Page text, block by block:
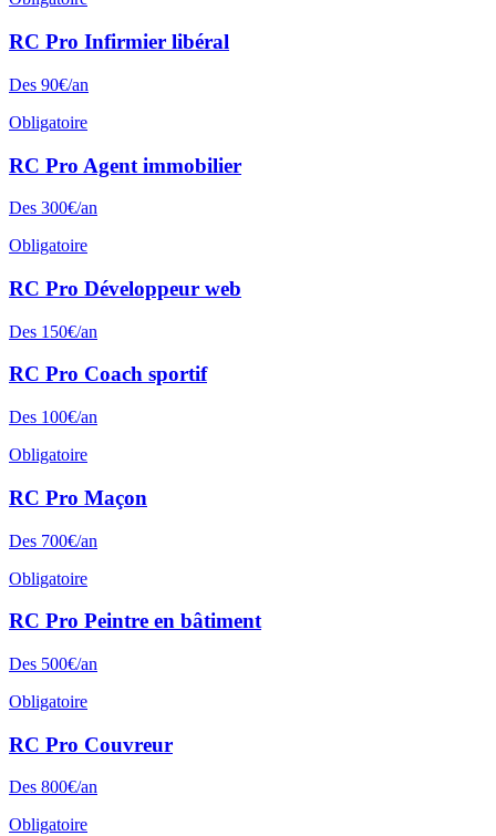
RC Pro Infirmier libéral
Des 90€/an
Obligatoire
RC Pro Agent immobilier
Des 300€/an
Obligatoire
RC Pro Développeur web
Des 150€/an
RC Pro Coach sportif
Des 100€/an
Obligatoire
RC Pro Maçon
Des 700€/an
Obligatoire
RC Pro Peintre en bâtiment
Des 500€/an
Obligatoire
RC Pro Couvreur
Des 800€/an
Obligatoire